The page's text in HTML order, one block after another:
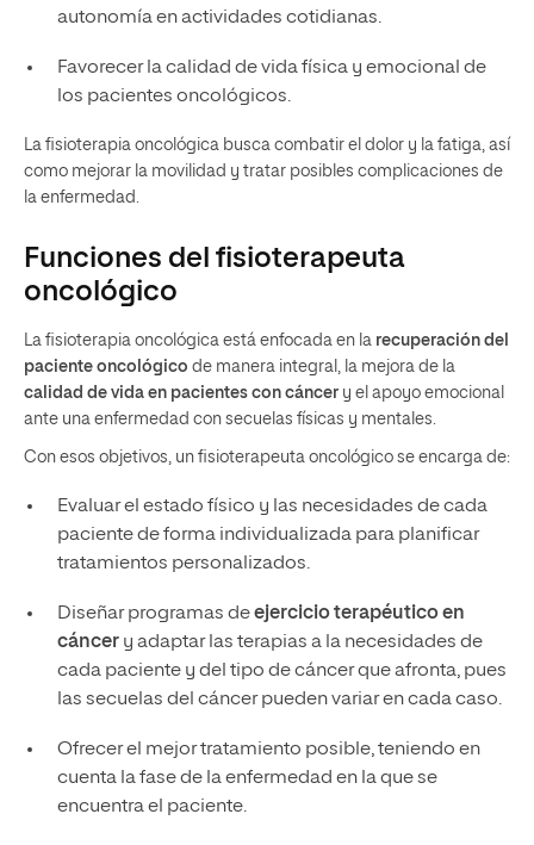
autonomía en actividades cotidianas.
Favorecer la calidad de vida física y emocional de
los pacientes oncológicos.
La fisioterapia oncológica busca combatir el dolor y la fatiga, así
como mejorar la movilidad y tratar posibles complicaciones de
la enfermedad.
Funciones del fisioterapeuta
oncológico
La fisioterapia oncológica está enfocada en la recuperación del
paciente oncológico de manera integral, la mejora de la
calidad de vida en pacientes con cáncer y el apoyo emocional
ante una enfermedad con secuelas físicas y mentales.
Con esos objetivos, un fisioterapeuta oncológico se encarga de:
Evaluar el estado físico y las necesidades de cada
paciente de forma individualizada para planificar
tratamientos personalizados.
Diseñar programas deejercicio terapéutico en
cáncery adaptar las terapias a la necesidades de
cada paciente y del tipo de cáncer que afronta, pues
las secuelas del cáncer pueden variar en cada caso.
Ofrecer el mejor tratamiento posible, teniendo en
cuenta la fase de la enfermedad en la que se
encuentra el paciente.